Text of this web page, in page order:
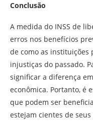
Conclusão
A medida do INSS de
erros nos benefícios
de como as
injustiças do passado.
significar a diferença
econômica. Portanto, é
que podem ser
estejam cientes de